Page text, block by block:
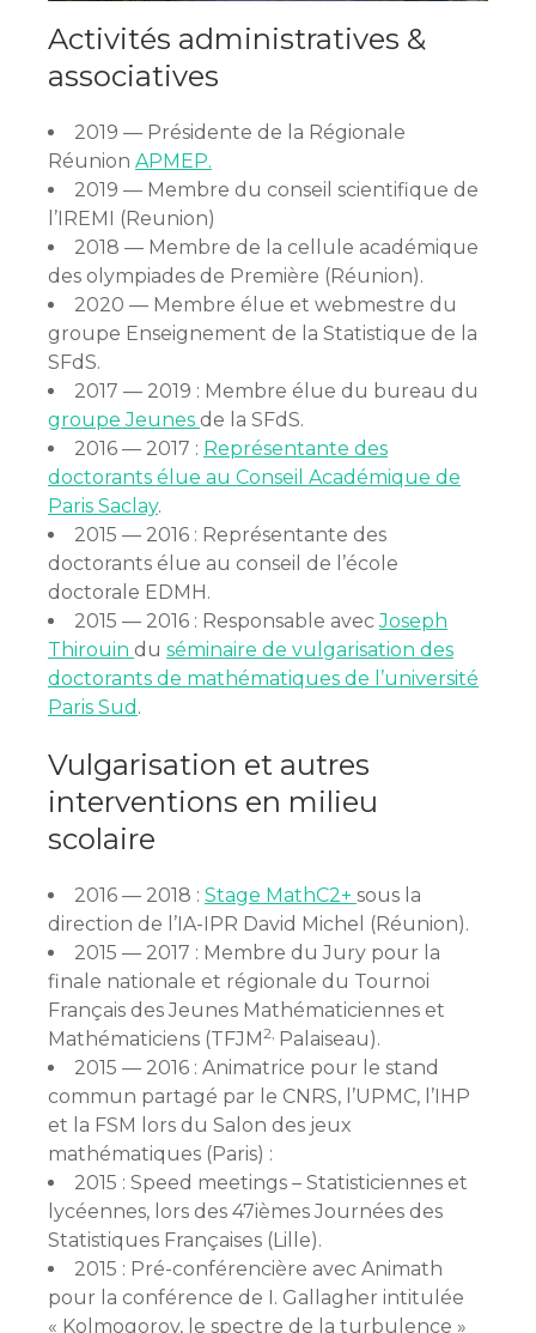
Activités administratives &
associatives
2019 — Présidente de la Régionale
Réunion APMEP.
2019 — Membre du conseil scientifique de
l’IREMI (Reunion)
2018 — Membre de la cellule académique
des olympiades de Première (Réunion).
2020 — Membre élue et webmestre du
groupe Enseignement de la Statistique de la
SFdS.
2017 — 2019 : Membre élue du bureau du
groupe Jeunes de la SFdS.
2016 — 2017 : Représentante des
doctorants élue au Conseil Académique de
Paris Saclay.
2015 — 2016 : Représentante des
doctorants élue au conseil de l’école
doctorale EDMH.
2015 — 2016 : Responsable avecJoseph
Thirouin du séminaire de vulgarisation des
doctorants de mathématiques de l’université
Paris Sud .
Vulgarisation et autres
interventions en milieu
scolaire
2016 — 2018 : Stage MathC2+ sous la
direction de l’IA-IPR David Michel (Réunion).
2015 — 2017 : Membre du Jury pour la
finale nationale et régionale du Tournoi
Français des Jeunes Mathématiciennes et
Mathématiciens (TFJM2, Palaiseau).
2015 — 2016 : Animatrice pour le stand
commun partagé par le CNRS, l’UPMC, l’IHP
et la FSM lors du Salon des jeux
mathématiques (Paris) :
2015 : Speed meetings – Statisticiennes et
lycéennes, lors des 47ièmes Journées des
Statistiques Françaises (Lille).
2015 : Pré-conférencière avec Animath
pour la conférence de I. Gallagher intitulée
« Kolmogorov, le spectre de la turbulence »